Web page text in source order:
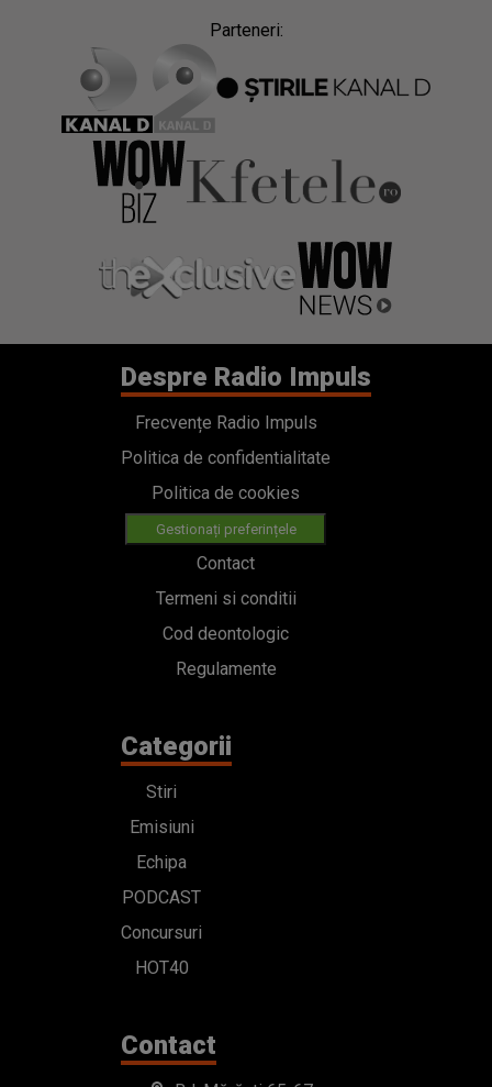
Parteneri:
Despre Radio Impuls
Frecvențe Radio Impuls
Politica de confidentialitate
Politica de cookies
Gestionați preferințele
Contact
Termeni si conditii
Cod deontologic
Regulamente
Categorii
Stiri
Emisiuni
Echipa
PODCAST
Concursuri
HOT40
Contact